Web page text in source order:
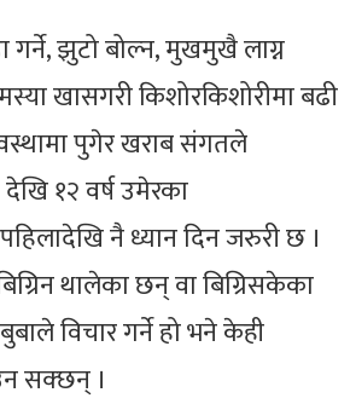
झुटो बोल्न, मुखमुखै लाग्न
खासगरी किशोरकिशोरीमा बढी
पुगेर खराब संगतले
१२ वर्ष उमेरका
नै ध्यान दिन जरुरी छ ।
थालेका छन् वा बिग्रिसकेका
विचार गर्ने हो भने केही
सक्छन् ।